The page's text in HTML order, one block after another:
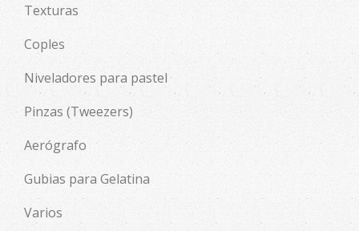
Texturas
Coples
Niveladores para pastel
Pinzas (Tweezers)
Aerógrafo
Gubias para Gelatina
Varios